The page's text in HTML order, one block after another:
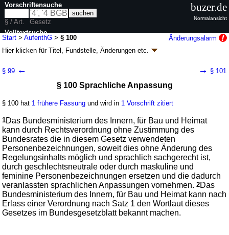
Start >AufenthG >§ 100
Änderungsalarm
Hier klicken fürTitel, Fundstelle, Änderungen etc.
G. v. 22.07.2026BGBl. 2026 I Nr. 222
136 weitere Fassungen | Drucksachen / Entwurf / Begründung
Kapitel 10 Verordnungsermächtigungen; Übergangs- und
Schlussvorschriften
§ 99 ← → § 101
§ 100 Sprachliche Anpassung
§ 100 hat 1 frühere Fassung und wird in 1 Vorschrift zitiert
1Das Bundesministerium des Innern, für Bau und Heimat
kann durch Rechtsverordnung ohne Zustimmung des
Bundesrates die in diesem Gesetz verwendeten
Personenbezeichnungen, soweit dies ohne Änderung des
Regelungsinhalts möglich und sprachlich sachgerecht ist,
durch geschlechtsneutrale oder durch maskuline und
feminine Personenbezeichnungen ersetzen und die dadurch
veranlassten sprachlichen Anpassungen vornehmen.2Das
Bundesministerium des Innern, für Bau und Heimat kann nach
Erlass einer Verordnung nach Satz 1 den Wortlaut dieses
Gesetzes im Bundesgesetzblatt bekannt machen.
Vorschriftensuche
§ / Art.
Gesetz
Volltextsuche
nur in AufenthG
buzer.de
Normalansicht